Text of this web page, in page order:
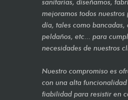
sanitarias, diseñamos,
mejoramos todos
día, tales como bancadas,
peldaños, etc... para
necesidades de nuestros
Nuestro compromiso es
con una alta
fiabilidad para resistir en